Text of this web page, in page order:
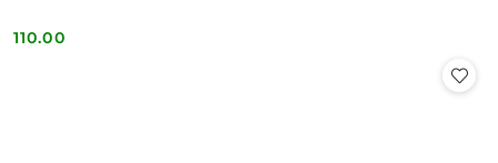
Cena:
110.00